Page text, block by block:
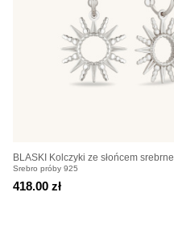
BLASKI Kolczyki ze słońcem srebrne
Srebro próby 925
418.00 zł